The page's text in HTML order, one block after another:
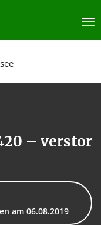
– verstor
am 06.08.2019